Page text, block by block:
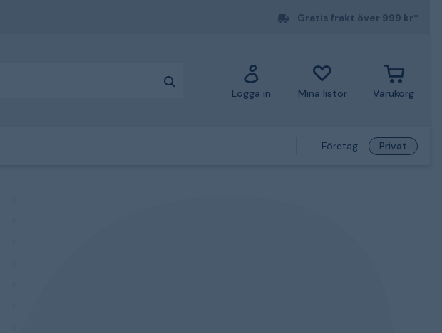
Gratis frakt över 999 kr*
Logga in Mina listor Varukorg
Företag Privat